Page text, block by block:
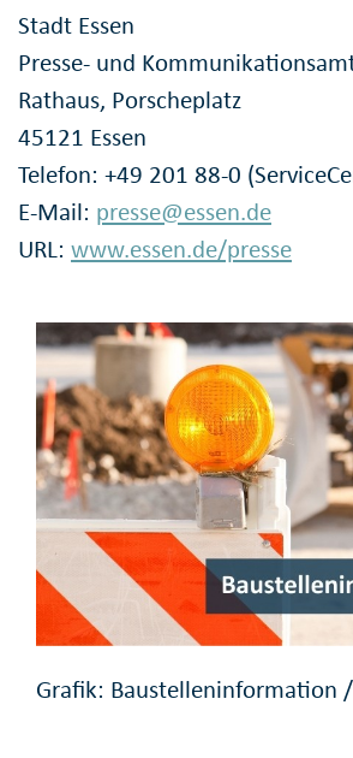
Stadt Essen
Presse- und
Rathaus, Porscheplatz
45121 Essen
Telefon: +49 201 88-0
E-Mail: presse@essen.de
URL: www.essen.de/presse
Grafik: Baustelleninformation